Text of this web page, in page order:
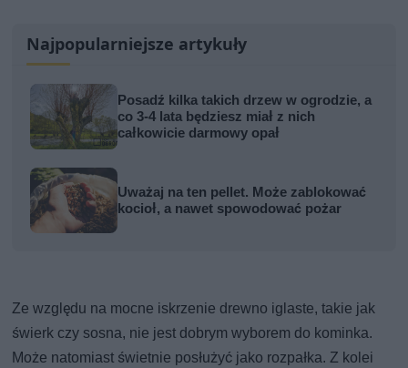
Najpopularniejsze artykuły
Posadź kilka takich drzew w ogrodzie, a
co 3-4 lata będziesz miał z nich
całkowicie darmowy opał
Uważaj na ten pellet. Może zablokować
kocioł, a nawet spowodować pożar
Ze względu na mocne iskrzenie drewno iglaste, takie jak
świerk czy sosna, nie jest dobrym wyborem do kominka.
Może natomiast świetnie posłużyć jako rozpałka. Z kolei